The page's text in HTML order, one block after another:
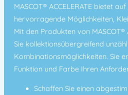
MASCOT® ACCELERATE bietet
hervorragende Möglichkeiten,
Mit den Produkten von MASCOT®
Sie kollektionsübergreifend
Kombinationsmöglichkeiten. Sie
Funktion und Farbe Ihren
Schaffen Sie einen